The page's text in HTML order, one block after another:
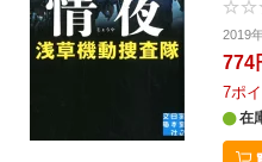
2019
774
7ポ
在